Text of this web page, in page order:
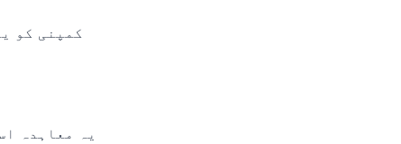
کمپنی کو
یہ معاہدہ